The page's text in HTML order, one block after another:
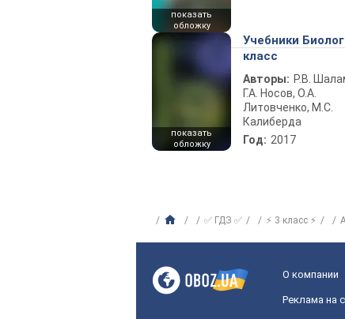
показать
обложку
показать
обложку
Учебники
класс
Авторы: Р.В.
Г.А. Носов, О.А.
Литовченко, М.С.
Калиберда
Год: 2017
✅ ГДЗ ✅ ⚡ 3 класс ⚡
О компании
Реклама на